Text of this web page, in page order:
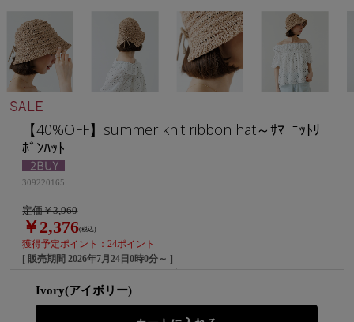
【40%OFF】summer knit ribbon hat～ｻﾏｰﾆｯﾄﾘ
ﾎﾞﾝﾊｯﾄ
309220165
定価￥3,960
￥2,376(税込)
獲得予定ポイント：24ポイント
[ 販売期間2026年7月24日0時0分～ ]
Ivory(アイボリー)